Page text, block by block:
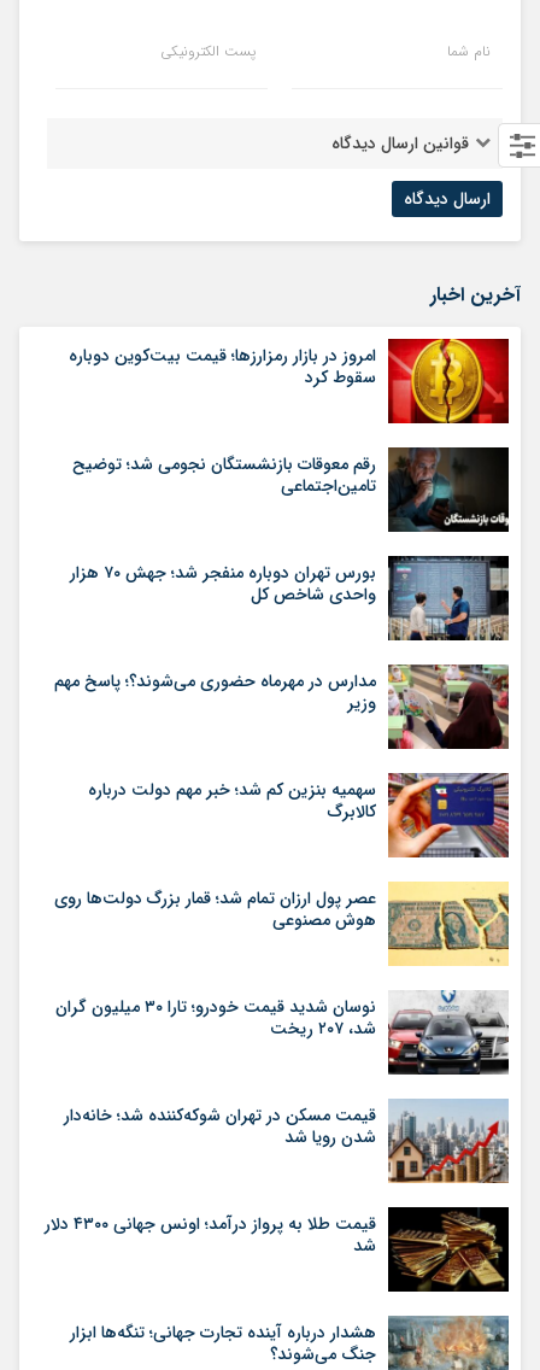
نام شما پست الکترونیکی
قوانین ارسال دیدگاه
آخرین اخبار
امروز در بازار رمزارزها؛ قیمت بیت‌کوین دوباره
سقوط کرد
رقم معوقات بازنشستگان نجومی شد؛ توضیح
تامین‌اجتماعی
بورس تهران دوباره منفجر شد؛ جهش ۷۰ هزار
واحدی شاخص کل
مدارس در مهرماه حضوری می‌شوند؟؛ پاسخ مهم
وزیر
سهمیه بنزین کم شد؛ خبر مهم دولت درباره
کالابرگ
عصر پول ارزان تمام شد؛ قمار بزرگ دولت‌ها روی
هوش مصنوعی
نوسان شدید قیمت خودرو؛ تارا ۳۰ میلیون گران
شد، ۲۰۷ ریخت
قیمت مسکن در تهران شوکه‌کننده شد؛ خانه‌دار
شدن رویا شد
قیمت طلا به پرواز درآمد؛ اونس جهانی ۴۳۰۰ دلار
شد
هشدار درباره آینده تجارت جهانی؛ تنگه‌ها ابزار
جنگ می‌شوند؟